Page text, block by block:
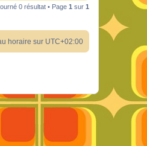
0 résultat • Page 1 sur 1
horaire sur UTC+02:00